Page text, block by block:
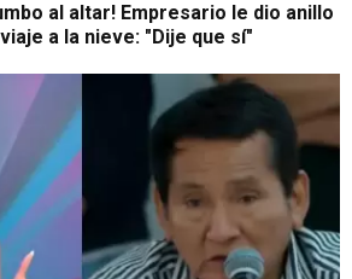
al altar! Empresario le dio anillo
a la nieve: "Dije que sí"